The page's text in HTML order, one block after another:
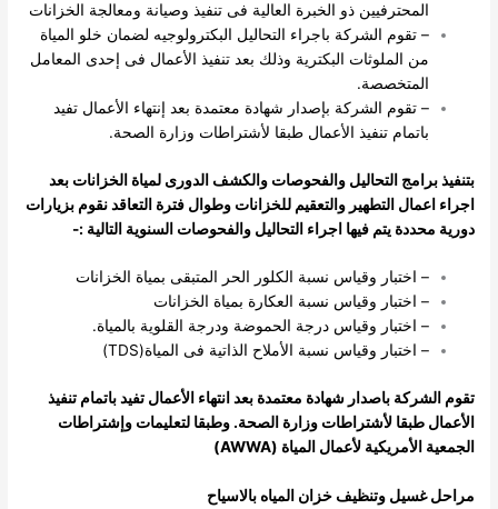
المحترفيين ذو الخبرة العالية فى تنفيذ وصيانة ومعالجة الخزانات
– تقوم الشركة باجراء التحاليل البكترولوجيه لضمان خلو المياة
من الملوثات البكترية وذلك بعد تنفيذ الأعمال فى إحدى المعامل
المتخصصة.
– تقوم الشركة بإصدار شهادة معتمدة بعد إنتهاء الأعمال تفيد
باتمام تنفيذ الأعمال طبقا لأشتراطات وزارة الصحة.
بتنفيذ برامج التحاليل والفحوصات والكشف الدورى لمياة الخزانات بعد
اجراء اعمال التطهير والتعقيم للخزانات وطوال فترة التعاقد نقوم بزيارات
دورية محددة يتم فيها اجراء التحاليل والفحوصات السنوية التالية :-
– اختبار وقياس نسبة الكلور الحر المتبقى بمياة الخزانات
– اختبار وقياس نسبة العكارة بمياة الخزانات
– اختبار وقياس درجة الحموضة ودرجة القلوية بالمياة.
– اختبار وقياس نسبة الأملاح الذاتية فى المياة(TDS)
تقوم الشركة باصدار شهادة معتمدة بعد انتهاء الأعمال تفيد باتمام تنفيذ
الأعمال طبقا لأشتراطات وزارة الصحة. وطبقا لتعليمات وإشتراطات
الجمعية الأمريكية لأعمال المياة (AWWA)
مراحل غسيل وتنظيف خزان المياه بالاسياح